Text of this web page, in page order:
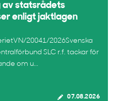
av statsrådets
enligt jaktlagen
20041/2026Svenska
SLC r.f. tackar för
om u...
07.08.2026